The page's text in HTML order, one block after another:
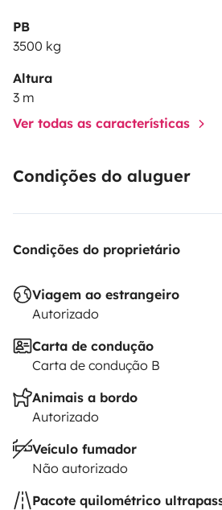
PB
3500 kg
Altura
3 m
Ver todas as características
Condições do aluguer
Condições do proprietário
Viagem ao estrangeiro
Autorizado
Carta de condução
Carta de condução B
Animais a bordo
Autorizado
Veículo fumador
Não autorizado
Pacote quilométrico